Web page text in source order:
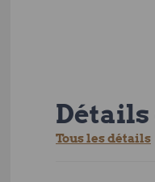
Tous les détails